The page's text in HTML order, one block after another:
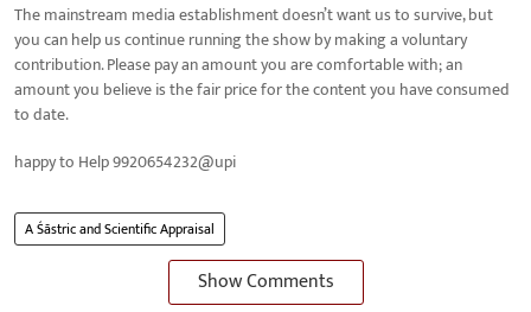
The mainstream media establishment doesn’t want us to survive, but
you can help us continue running the show by making a voluntary
contribution. Please pay an amount you are comfortable with; an
amount you believe is the fair price for the content you have consumed
to date.
happy to Help 9920654232@upi
A Śāstric and Scientific Appraisal
Show Comments